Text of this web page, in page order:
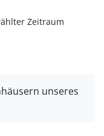
Zeitraum
unseres